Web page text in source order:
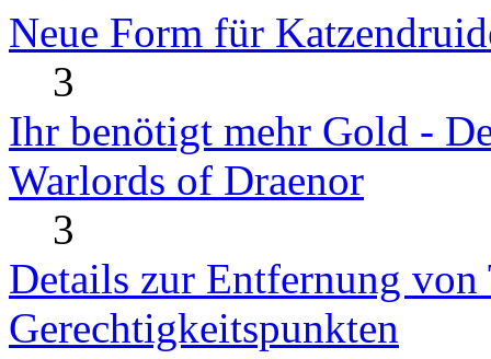
Neue Form für
3
Ihr benötigt mehr Gold -
Warlords of Draenor
3
Details zur Entfernung von
Gerechtigkeitspunkten